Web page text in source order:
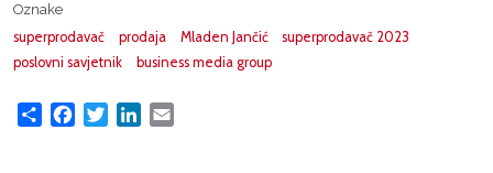
Oznake
superprodavač
prodaja Mladen Jančić
superprodavač 2023
poslovni savjetnik
business media group
Share FacebookTwitterLinkedIn